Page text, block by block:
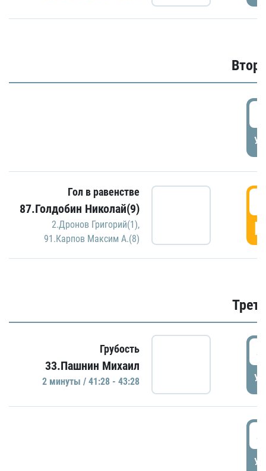
Гол в равенстве
87.Голдобин Николай(9)
2.Дронов Григорий(1),
91.Карпов Максим А.(8)
Грубость
33.Пашнин Михаил
2 минуты / 41:28 - 43:28